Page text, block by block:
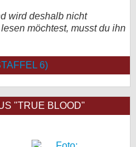
wird deshalb nicht
möchtest, musst du ihn
6)
"TRUE BLOOD"
Facebook